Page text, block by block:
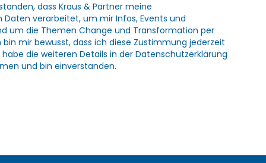
dass Kraus & Partner meine
Daten verarbeitet, um mir Infos, Events und
um die Themen Change und Transformation per
bin mir bewusst, dass ich diese Zustimmung jederzeit
die weiteren Details in der Datenschutzerklärung
und bin einverstanden.